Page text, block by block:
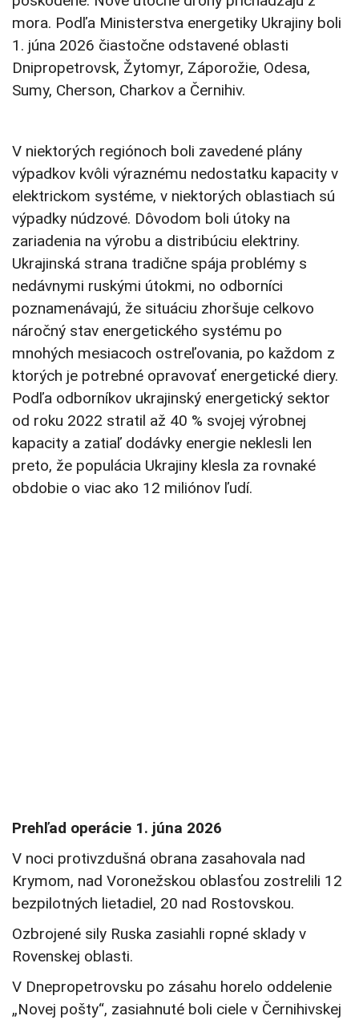
mora. Podľa Ministerstva energetiky Ukrajiny boli
1. júna 2026 čiastočne odstavené oblasti
Dnipropetrovsk, Žytomyr, Záporožie, Odesa,
Sumy, Cherson, Charkov a Černihiv.
V niektorých regiónoch boli zavedené plány
výpadkov kvôli výraznému nedostatku kapacity v
elektrickom systéme, v niektorých oblastiach sú
výpadky núdzové. Dôvodom boli útoky na
zariadenia na výrobu a distribúciu elektriny.
Ukrajinská strana tradične spája problémy s
nedávnymi ruskými útokmi, no odborníci
poznamenávajú, že situáciu zhoršuje celkovo
náročný stav energetického systému po
mnohých mesiacoch ostreľovania, po každom z
ktorých je potrebné opravovať energetické diery.
Podľa odborníkov ukrajinský energetický sektor
od roku 2022 stratil až 40 % svojej výrobnej
kapacity a zatiaľ dodávky energie neklesli len
preto, že populácia Ukrajiny klesla za rovnaké
obdobie o viac ako 12 miliónov ľudí.
Prehľad operácie 1. júna 2026
V noci protivzdušná obrana zasahovala nad
Krymom, nad Voronežskou oblasťou zostrelili 12
bezpilotných lietadiel, 20 nad Rostovskou.
Ozbrojené sily Ruska zasiahli ropné sklady v
Rovenskej oblasti.
V Dnepropetrovsku po zásahu horelo oddelenie
„Novej pošty“, zasiahnuté boli ciele v Černihivskej